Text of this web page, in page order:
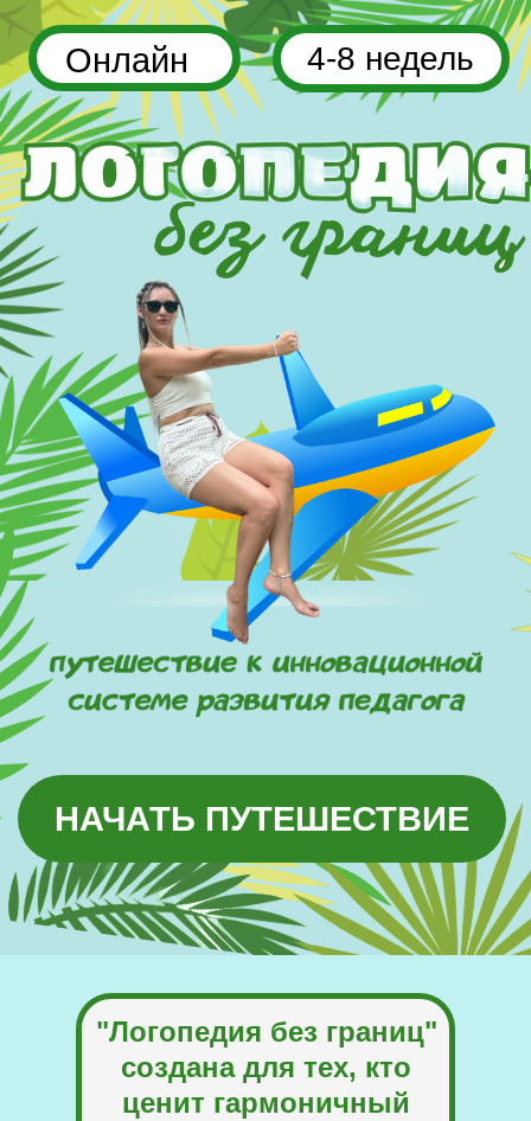
Онлайн 4-8 недель
НАЧАТЬ ПУТЕШЕСТВИЕ
"Логопедия без границ"
создана для тех, кто
ценит гармоничный